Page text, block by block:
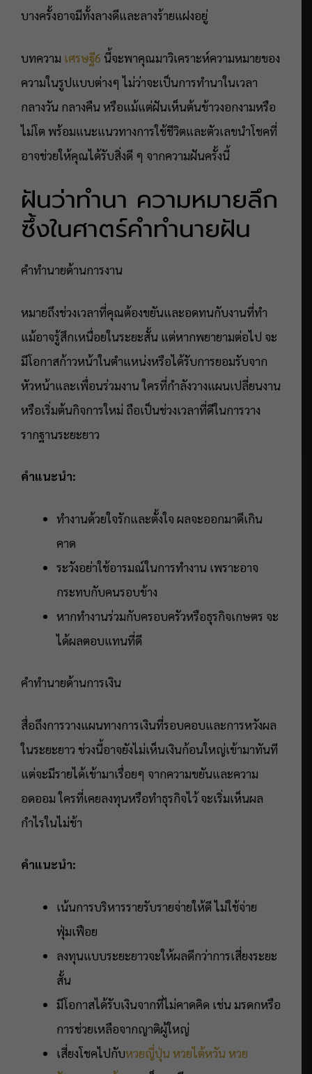
บางครั้งอาจมีทั้งลางดีและลางร้ายแฝงอยู่
บทความ เศรษฐี6 นี้จะพาคุณมาวิเคราะห์ความหมายของ
ความในรูปแบบต่างๆ ไม่ว่าจะเป็นการทำนาในเวลา
กลางวัน กลางคืน หรือแม้แต่ฝันเห็นต้นข้าวงอกงามหรือ
ไม่โต พร้อมแนะแนวทางการใช้ชีวิตและตัวเลขนำโชคที่
อาจช่วยให้คุณได้รับสิ่งดี ๆ จากความฝันครั้งนี้
ฝันว่าทำนา ความหมายลึก
ซึ้งในศาตร์คำทำนายฝัน
คำทำนายด้านการงาน
หมายถึงช่วงเวลาที่คุณต้องขยันและอดทนกับงานที่ทำ
แม้อาจรู้สึกเหนื่อยในระยะสั้น แต่หากพยายามต่อไป จะ
มีโอกาสก้าวหน้าในตำแหน่งหรือได้รับการยอมรับจาก
หัวหน้าและเพื่อนร่วมงาน ใครที่กำลังวางแผนเปลี่ยนงาน
หรือเริ่มต้นกิจการใหม่ ถือเป็นช่วงเวลาที่ดีในการวาง
รากฐานระยะยาว
คำแนะนำ:
ทำงานด้วยใจรักและตั้งใจ ผลจะออกมาดีเกิน
คาด
ระวังอย่าใช้อารมณ์ในการทำงาน เพราะอาจ
กระทบกับคนรอบข้าง
หากทำงานร่วมกับครอบครัวหรือธุรกิจเกษตร จะ
ได้ผลตอบแทนที่ดี
คำทำนายด้านการเงิน
สื่อถึงการวางแผนทางการเงินที่รอบคอบและการหวังผล
ในระยะยาว ช่วงนี้อาจยังไม่เห็นเงินก้อนใหญ่เข้ามาทันที
แต่จะมีรายได้เข้ามาเรื่อยๆ จากความขยันและความ
อดออม ใครที่เคยลงทุนหรือทำธุรกิจไว้ จะเริ่มเห็นผล
กำไรในไม่ช้า
คำแนะนำ:
เน้นการบริหารรายรับรายจ่ายให้ดี ไม่ใช้จ่าย
ฟุ่มเฟือย
ลงทุนแบบระยะยาวจะให้ผลดีกว่าการเสี่ยงระยะ
สั้น
มีโอกาสได้รับเงินจากที่ไม่คาดคิด เช่น มรดกหรือ
การช่วยเหลือจากญาติผู้ใหญ่
เสี่ยงโชคไปกับหวยญี่ปุ่น หวยไต้หวัน หวย